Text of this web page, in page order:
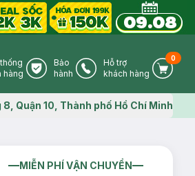
Icon
hàng
Warranty Icon
Bảo
hành
Phone Icon
Hỗ trợ
khách hàng
Cart
0
Map icon
8, Quận 10, Thành phố Hồ Chí Minh
MIỄN PHÍ VẬN CHUYỂN